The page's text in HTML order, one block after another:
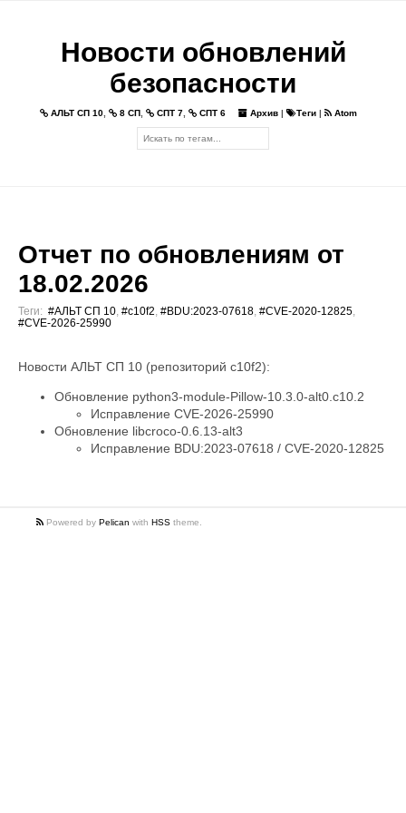
Новости обновлений
безопасности
АЛЬТ СП 10 8 СП СПТ 7 СПТ 6 Архив | Теги | Atom
Отчет по обновлениям от
18.02.2026
Теги: #АЛЬТ СП 10 #c10f2 #BDU:2023-07618 #CVE-2020-12825
#CVE-2026-25990
Новости АЛЬТ СП 10 (репозиторий c10f2):
Обновление python3-module-Pillow-10.3.0-alt0.c10.2
Исправление CVE-2026-25990
Обновление libcroco-0.6.13-alt3
Исправление BDU:2023-07618 / CVE-2020-12825
Powered by Pelican with HSS theme.